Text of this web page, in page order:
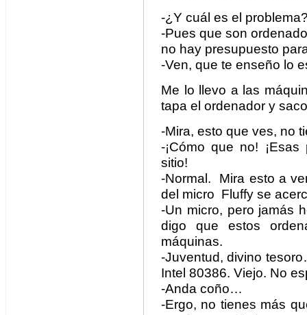
-¿Y cuál es el
-Pues que son
no hay presupuesto
-Ven, que te enseño lo
Me lo llevo a las
tapa el ordenador y
-Mira, esto que ves, no
-¡Cómo que no!
sitio!
-Normal. Mira esto a
del micro Fluffy se
-Un micro, pero jamás
digo que estos
máquinas.
-Juventud, divino
Intel 80386. Viejo. No
-Anda coño…
-Ergo, no tienes más